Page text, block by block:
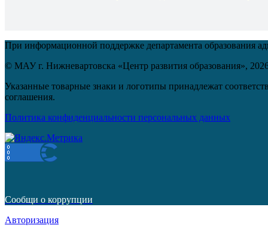
При информационной поддержке департамента образования
© МАУ г. Нижневартовска «Центр развития образования»,
Указанные товарные знаки и логотипы принадлежат
соглашения.
Политика конфиденциальности персональных данных
Сообщи о коррупции
Авторизация